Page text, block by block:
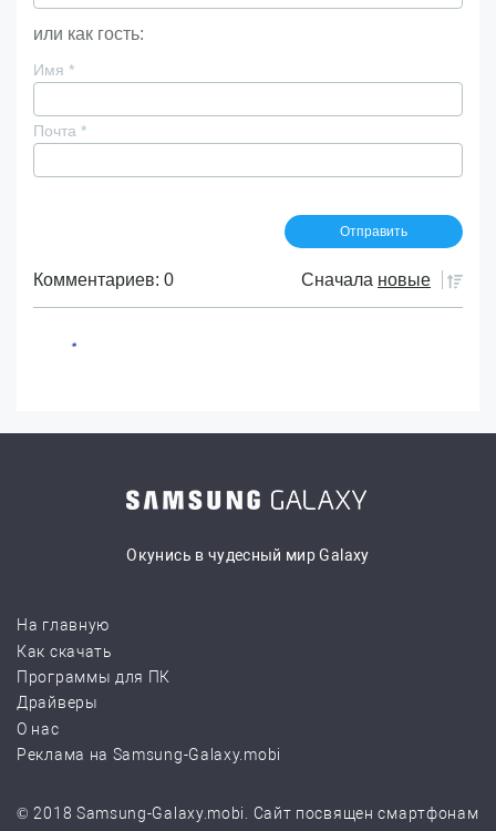
или как гость:
Имя *
Почта *
Комментариев: 0 Сначала новые
Окунись в чудесный мир Galaxy
На главную
Как скачать
Программы для ПК
Драйверы
О нас
Реклама на Samsung-Galaxy.mobi
© 2018 Samsung-Galaxy.mobi. Сайт посвящен смартфонам